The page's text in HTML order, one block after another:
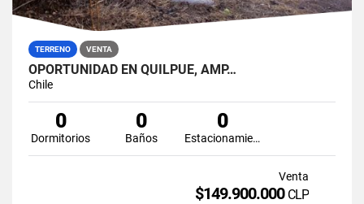
TERRENO VENTA
OPORTUNIDAD EN QUILPUE, AMP…
Chile
0
Dormitorios
0
Baños
0
Estacionamiento
Venta
$149.900.000 CLP